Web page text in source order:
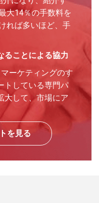
大14％の手数料を
れば多いほど、手
ることによる協力
ーケティングのす
トしている専門パ
大して、市場にア
を見る